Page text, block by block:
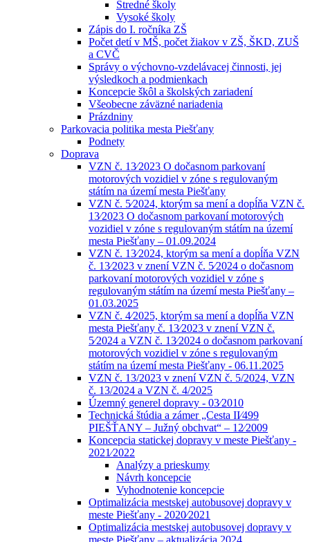
Stredné školy
Vysoké školy
Zápis do I. ročníka ZŠ
Počet detí v MŠ, počet žiakov v ZŠ, ŠKD, ZUŠ
a CVČ
Správy o výchovno-vzdelávacej činnosti, jej
výsledkoch a podmienkach
Koncepcie škôl a školských zariadení
Všeobecne záväzné nariadenia
Prázdniny
Parkovacia politika mesta Piešťany
Podnety
Doprava
VZN č. 13⁄2023 O dočasnom parkovaní
motorových vozidiel v zóne s regulovaným
státím na území mesta Piešťany
VZN č. 5⁄2024, ktorým sa mení a dopĺňa VZN č.
13⁄2023 O dočasnom parkovaní motorových
vozidiel v zóne s regulovaným státím na území
mesta Piešťany – 01.09.2024
VZN č. 13⁄2024, ktorým sa mení a dopĺňa VZN
č. 13⁄2023 v znení VZN č. 5⁄2024 o dočasnom
parkovaní motorových vozidiel v zóne s
regulovaným státím na území mesta Piešťany –
01.03.2025
VZN č. 4⁄2025, ktorým sa mení a dopĺňa VZN
mesta Piešťany č. 13⁄2023 v znení VZN č.
5⁄2024 a VZN č. 13⁄2024 o dočasnom parkovaní
motorových vozidiel v zóne s regulovaným
státím na území mesta Piešťany - 06.11.2025
VZN č. 13/2023 v znení VZN č. 5/2024, VZN
č. 13/2024 a VZN č. 4/2025
Územný generel dopravy - 03⁄2010
Technická štúdia a zámer „Cesta II⁄499
PIEŠŤANY – Južný obchvat“ – 12⁄2009
Koncepcia statickej dopravy v meste Piešťany -
2021⁄2022
Analýzy a prieskumy
Návrh koncepcie
Vyhodnotenie koncepcie
Optimalizácia mestskej autobusovej dopravy v
meste Piešťany - 2020⁄2021
Optimalizácia mestskej autobusovej dopravy v
meste Piešťany – aktualizácia 2024